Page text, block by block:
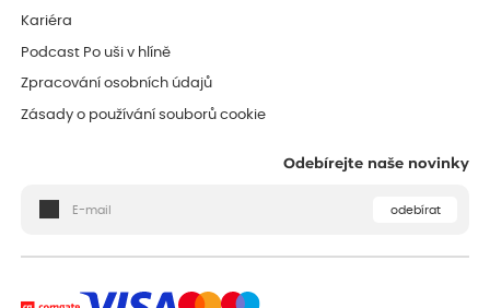
Kariéra
Podcast Po uši v hlíně
Zpracování osobních údajů
Zásady o používání souborů cookie
Odebírejte naše novinky
odebírat